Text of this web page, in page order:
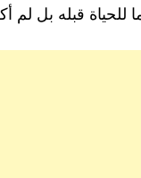
قبله بل لم